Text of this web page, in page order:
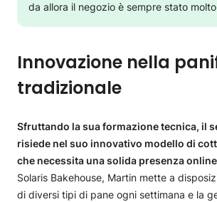
da allora il negozio è sempre stato
Innovazione nella
tradizionale
Sfruttando la sua formazione tecnica, il
risiede nel suo innovativo modello di
che necessita una solida presenza online
Solaris Bakehouse, Martin mette a
di diversi tipi di pane ogni settimana e la